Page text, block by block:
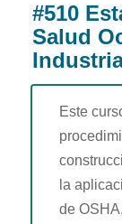
Healthcare
OSHA Training
OTIEC
#510
Salud
Este
la
de